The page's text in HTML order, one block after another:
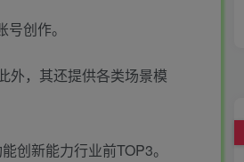
创作。
外，其还提供各类场景模
创新能力行业前TOP3。